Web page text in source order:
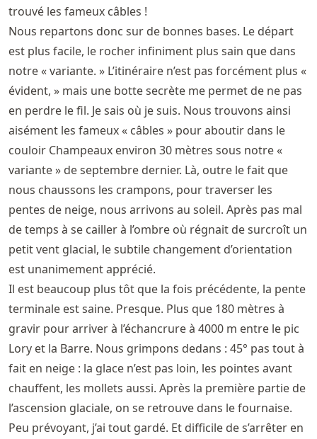
trouvé les fameux câbles !
Nous repartons donc sur de bonnes bases. Le départ
est plus facile, le rocher infiniment plus sain que dans
notre « variante. » L’itinéraire n’est pas forcément plus «
évident, » mais une botte secrète me permet de ne pas
en perdre le fil. Je sais où je suis. Nous trouvons ainsi
aisément les fameux « câbles » pour aboutir dans le
couloir Champeaux environ 30 mètres sous notre «
variante » de septembre dernier. Là, outre le fait que
nous chaussons les crampons, pour traverser les
pentes de neige, nous arrivons au soleil. Après pas mal
de temps à se cailler à l’ombre où régnait de surcroît un
petit vent glacial, le subtile changement d’orientation
est unanimement apprécié.
Il est beaucoup plus tôt que la fois précédente, la pente
terminale est saine. Presque. Plus que 180 mètres à
gravir pour arriver à l’échancrure à 4000 m entre le pic
Lory et la Barre. Nous grimpons dedans : 45° pas tout à
fait en neige : la glace n’est pas loin, les pointes avant
chauffent, les mollets aussi. Après la première partie de
l’ascension glaciale, on se retrouve dans le fournaise.
Peu prévoyant, j’ai tout gardé. Et difficile de s’arrêter en